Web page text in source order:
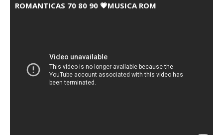
ROMANTICAS 70 80 90 💗MUSICA ROM